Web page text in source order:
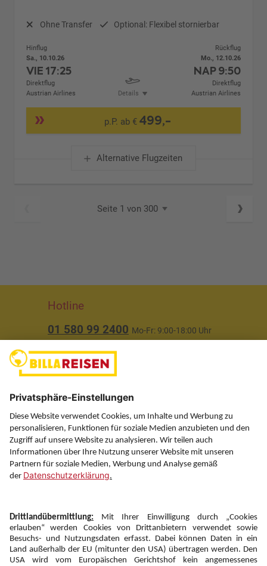
Ohne Transfer Optional: Flexibel stornierbar
Hinflug
Sa., 10.10.26
VIE17:25
Direktflug
Austrian Airlines
Details
Rückflug
Mo., 12.10.26
NAP9:50
Direktflug
Austrian Airlines
p.P. ab €499,-
Alternative Flugzeiten
Seite 1 von 300
Hotline
01 580 99 2400 Mo-Fr: 9:00-18:00 Uhr
Über uns
Service
Information
Folgen Sie uns auf
Newsletter: